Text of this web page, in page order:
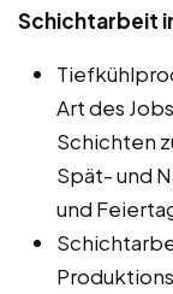
Schichtarbeit
Art des
Schichten
Spät- und
und